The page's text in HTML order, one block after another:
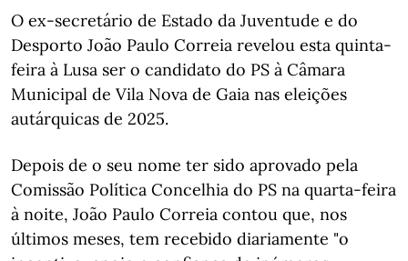
O ex-secretário de Estado da Juventude e do
Desporto João Paulo Correia revelou esta quinta-
feira à Lusa ser o candidato do PS à Câmara
Municipal de Vila Nova de Gaia nas eleições
autárquicas de 2025.
Depois de o seu nome ter sido aprovado pela
Comissão Política Concelhia do PS na quarta-feira
à noite, João Paulo Correia contou que, nos
últimos meses, tem recebido diariamente "o